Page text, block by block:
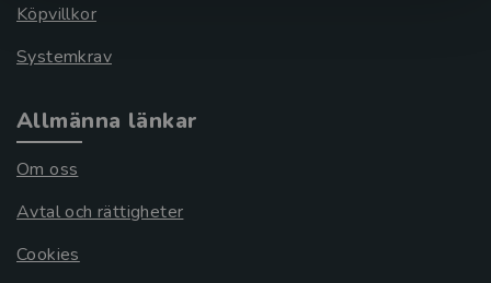
Köpvillkor
Systemkrav
Allmänna länkar
Om oss
Avtal och rättigheter
Cookies